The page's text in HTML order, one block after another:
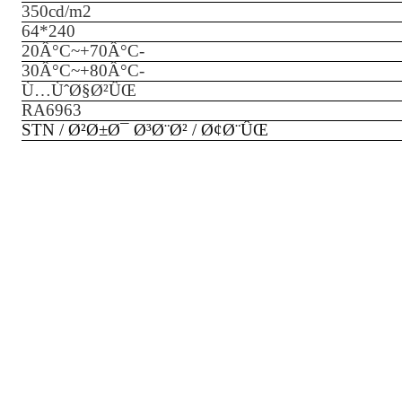
350cd/m2
240
*
64
-
20Â°C~+70Â°C
-
30Â°C~+80Â°C
Ù…ÙˆØ§Ø²ÛŒ
RA6963
STN / Ø²Ø±Ø¯ Ø³Ø¨Ø² / Ø¢Ø¨ÛŒ